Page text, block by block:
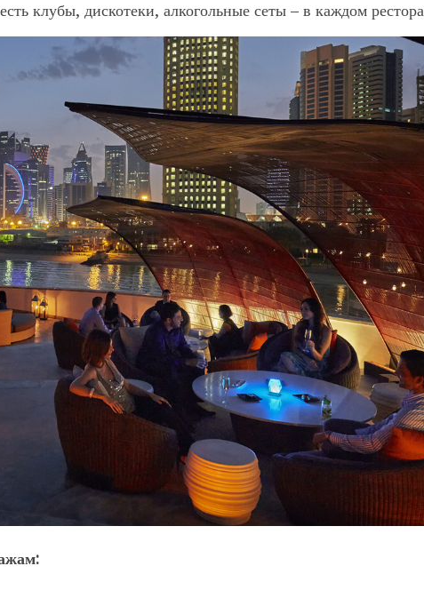
клубы, дискотеки, алкогольные сеты – в каждом